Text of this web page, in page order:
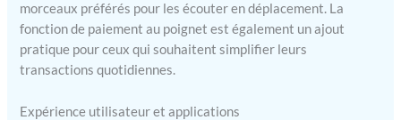
morceaux préférés pour les écouter en déplacement. La
fonction de paiement au poignet est également un ajout
pratique pour ceux qui souhaitent simplifier leurs
transactions quotidiennes.
Expérience utilisateur et applications